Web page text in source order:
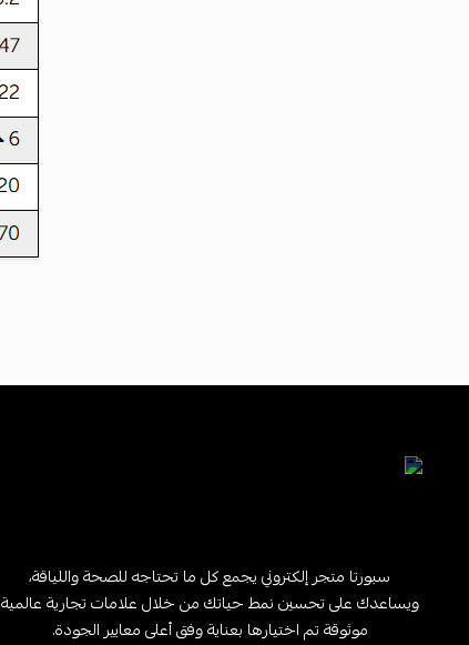
سبورتا متجر إلكتروني يجمع كل ما تحتاجه للصحة واللياقة،
ويساعدك على تحسين نمط حياتك من خلال علامات تجارية عالمية
موثوقة تم اختيارها بعناية وفق أعلى معايير الجودة.